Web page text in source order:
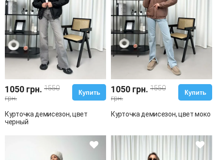
1050 грн. 1550
грн.
Купить
Курточка демисезон, цвет
черный
1050 грн. 1550
грн.
Купить
Курточка демисезон, цвет моко